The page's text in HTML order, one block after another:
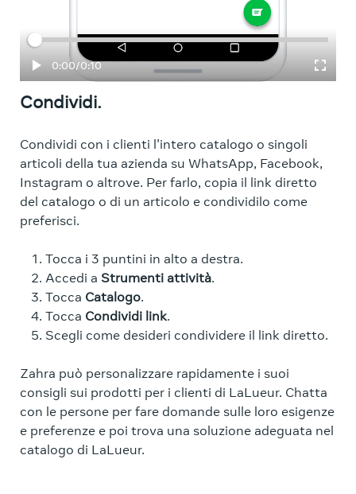
0:00/0:10
Condividi.
Condividi con i clienti l'intero catalogo o singoli
articoli della tua azienda su WhatsApp, Facebook,
Instagram o altrove. Per farlo, copia il link diretto
del catalogo o di un articolo e condividilo come
preferisci.
Tocca i 3 puntini in alto a destra.
Accedi a Strumenti attività.
Tocca Catalogo.
Tocca Condividi link.
Scegli come desideri condividere il link diretto.
Zahra può personalizzare rapidamente i suoi
consigli sui prodotti per i clienti di LaLueur. Chatta
con le persone per fare domande sulle loro esigenze
e preferenze e poi trova una soluzione adeguata nel
catalogo di LaLueur.